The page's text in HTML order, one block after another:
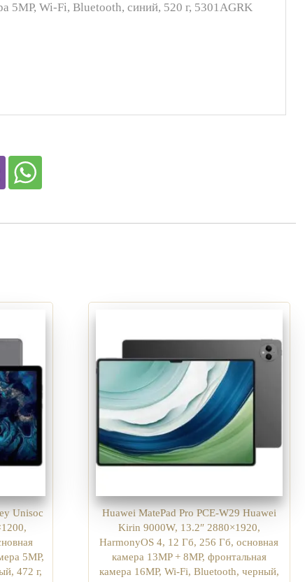
5MP, Wi-Fi, Bluetooth, синий, 520 г, 5301AGRK
Unisoc
5MP,
472 г,
Huawei MatePad Pro PCE-W29 Huawei
Kirin 9000W, 13.2″ 2880×1920,
HarmonyOS 4, 12 Гб, 256 Гб, основная
камера 13MP + 8MP, фронтальная
камера 16MP, Wi-Fi, Bluetooth, черный,